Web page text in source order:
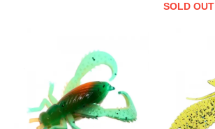
SOLD OUT